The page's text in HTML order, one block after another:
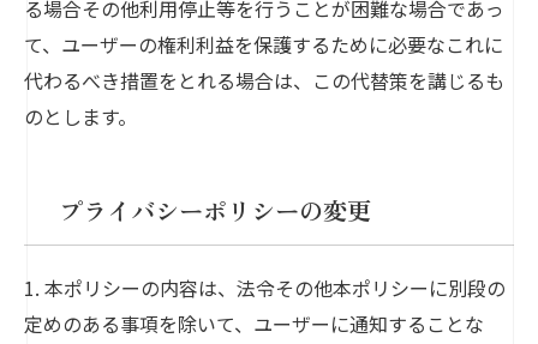
る場合その他利用停止等を行うことが困難な場合であっ
て、ユーザーの権利利益を保護するために必要なこれに
代わるべき措置をとれる場合は、この代替策を講じるも
のとします。
プライバシーポリシーの変更
1. 本ポリシーの内容は、法令その他本ポリシーに別段の
定めのある事項を除いて、ユーザーに通知することな